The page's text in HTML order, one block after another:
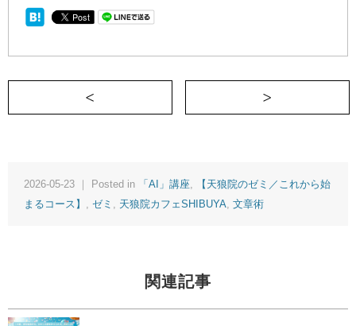
＜ 【8/16(日)】AI絵本 集中講座〔夏休み
2026-05-23 ｜ Posted in 「AI」講座,
【天狼院のゼミ／これから始
まるコース】 , ゼミ , 天狼院カフェSHIBUYA, 文章術
関連記事